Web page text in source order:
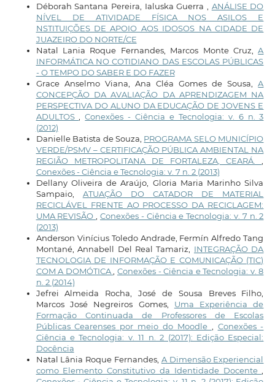
Déborah Santana Pereira, Ialuska Guerra , ANÁLISE DO
NÍVEL DE ATIVIDADE FÍSICA NOS ASILOS E
NSTITUIÇÕES DE APOIO AOS IDOSOS NA CIDADE DE
JUAZEIRO DO NORTE/CE
Natal Lania Roque Fernandes, Marcos Monte Cruz,A
INFORMÁTICA NO COTIDIANO DAS ESCOLAS PÚBLICAS
- O TEMPO DO SABER E DO FAZER
Grace Anselmo Viana, Ana Cléa Gomes de Sousa,A
CONCEPÇÃO DA AVALIAÇÃO DA APRENDIZAGEM NA
PERSPECTIVA DO ALUNO DA EDUCAÇÃO DE JOVENS E
ADULTOS
,Conexões - Ciência e Tecnologia: v. 6 n. 3
(2012)
Danielle Batista de Souza, PROGRAMA SELO MUNICÍPIO
VERDE/PSMV – CERTIFICAÇÃO PÚBLICA AMBIENTAL NA
REGIÃO METROPOLITANA DE FORTALEZA, CEARÁ.
Conexões - Ciência e Tecnologia: v. 7 n. 2 (2013)
Dellany Oliveira de Araújo, Gloria Maria Marinho Silva
Sampaio, ATUAÇÃO DO CATADOR DE MATERIAL
RECICLÁVEL FRENTE AO PROCESSO DA RECICLAGEM:
UMA REVISÃO
Conexões - Ciência e Tecnologia: v. 7 n. 2
(2013)
Anderson Vinícius Toledo Andrade, Fermín Alfredo Tang
Montané, Annabell Del Real Tamariz, INTEGRAÇÃO DA
TECNOLOGIA DE INFORMAÇÃO E COMUNICAÇÃO (TIC)
COM A DOMÓTICA
Conexões - Ciência e Tecnologia: v. 8
n. 2 (2014)
Jefrei Almeida Rocha, José de Sousa Breves Filho,
Marcos José Negreiros Gomes, Uma Experiência de
Formação Continuada de Professores de Escolas
Públicas Cearenses por meio do Moodle
Conexões -
Ciência e Tecnologia: v. 11 n. 2 (2017): Edição Especial:
Docência
Natal Lânia Roque Fernandes, A Dimensão Experiencial
como Elemento Constitutivo da Identidade Docente